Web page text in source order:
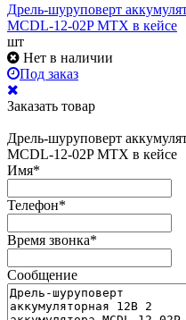
Дрель-шуруповерт
MCDL-12-02P MTX в кейсе
шт
Нет в наличии
Под заказ
Заказать товар
Дрель-шуруповерт
MCDL-12-02P MTX в кейсе
Имя*
Телефон*
Время звонка*
Сообщение